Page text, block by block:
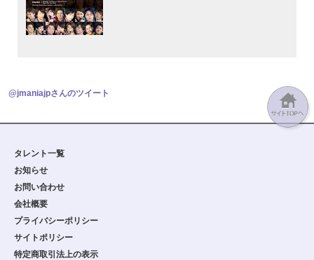
@jmaniajpさんのツイート
タレント一覧
お知らせ
お問い合わせ
会社概要
プライバシーポリシー
サイトポリシー
特定商取引法上の表示